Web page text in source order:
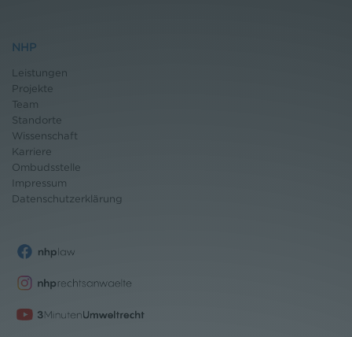
NHP
Leistungen
Projekte
Team
Standorte
Wissenschaft
Karriere
Ombudsstelle
Impressum
Datenschutzerklärung